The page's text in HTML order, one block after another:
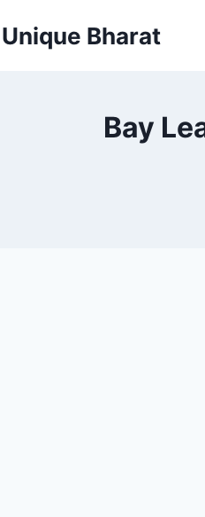
Bharat
Bay